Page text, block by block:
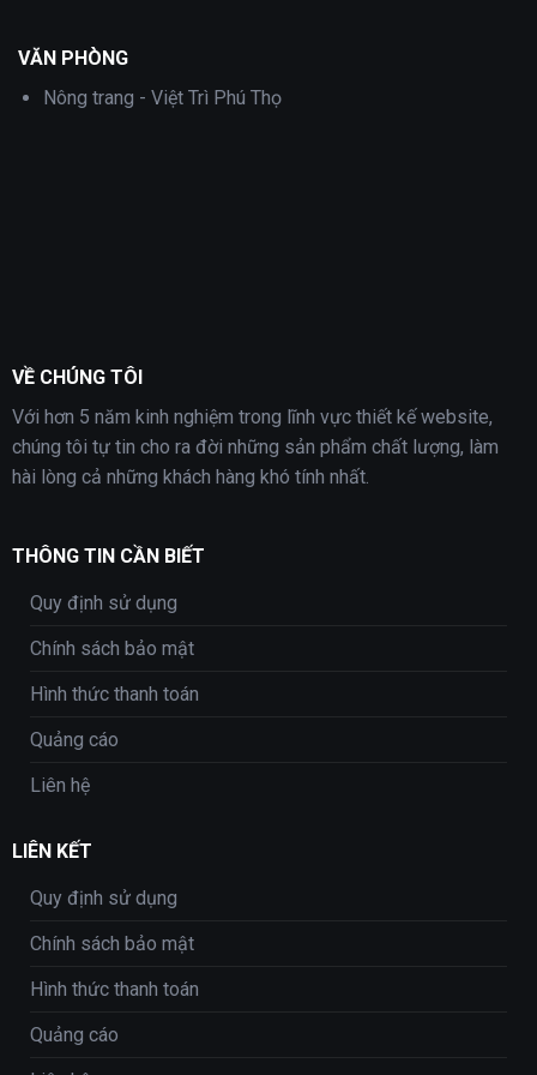
VĂN PHÒNG
Nông trang - Việt Trì Phú Thọ
VỀ CHÚNG TÔI
Với hơn 5 năm kinh nghiệm trong lĩnh vực thiết kế website,
chúng tôi tự tin cho ra đời những sản phẩm chất lượng, làm
hài lòng cả những khách hàng khó tính nhất.
THÔNG TIN CẦN BIẾT
Quy định sử dụng
Chính sách bảo mật
Hình thức thanh toán
Quảng cáo
Liên hệ
LIÊN KẾT
Quy định sử dụng
Chính sách bảo mật
Hình thức thanh toán
Quảng cáo